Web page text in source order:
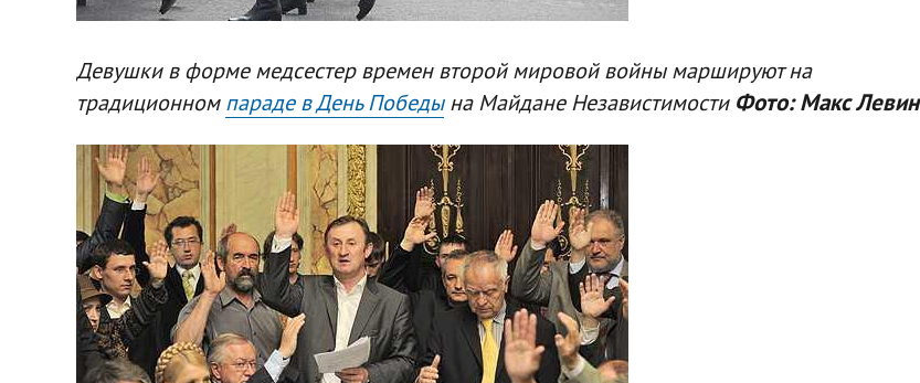
Девушки в форме медсестер времен второй мировой войны маршируют на
традиционномпараде в День Победына Майдане Независтимости Фото: Макс Левин